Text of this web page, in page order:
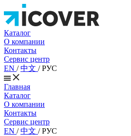
Каталог
О компании
Контакты
Сервис центр
EN /中文 /РУС
Главная
Каталог
О компании
Контакты
Сервис центр
EN /中文 /РУС